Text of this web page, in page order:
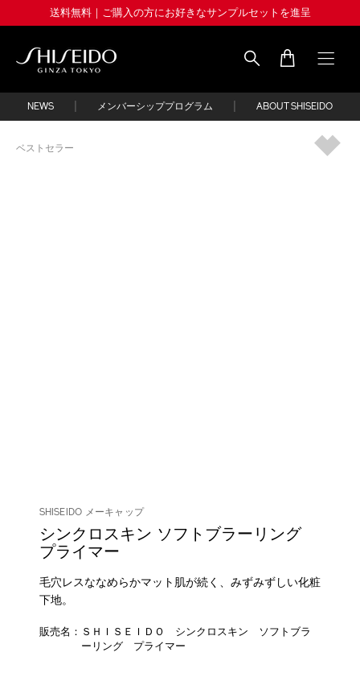
content
送料無料｜ご購入の方にお好きなサンプルセットを進呈
Shiseido
NEWS メンバーシッププログラム ABOUT SHISEIDO
ベストセラー
IMAGE
SHISEIDO メーキャップ
シンクロスキン ソフトブラーリング
プライマー
毛穴レスななめらかマット肌が続く、みずみずしい化粧
下地。
販売名：ＳＨＩＳＥＩＤＯ シンクロスキン ソフトブラ
ーリング プライマー